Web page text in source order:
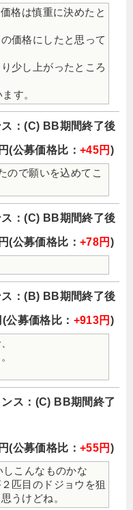
格は慎重に決めたと
価格にしたと思って
少し上がったところ
す。
：(C) BB期間終了後
(公募価格比： +45円 )
ので願いを込めてこ
：(C) BB期間終了後
(公募価格比： +78円 )
：(B) BB期間終了後
公募価格比： +913円 )
ス：(C) BB期間終了
(公募価格比： +55円 )
こんなものかな
匹目のドジョウを狙
うけどね。